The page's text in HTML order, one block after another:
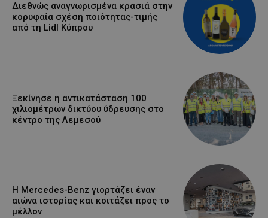
Διεθνώς αναγνωρισμένα κρασιά στην
κορυφαία σχέση ποιότητας-τιμής
από τη Lidl Κύπρου
Ξεκίνησε η αντικατάσταση 100
χιλιομέτρων δικτύου ύδρευσης στο
κέντρο της Λεμεσού
Η Mercedes-Benz γιορτάζει έναν
αιώνα ιστορίας και κοιτάζει προς το
μέλλον